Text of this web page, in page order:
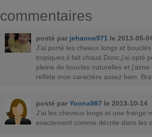
commentaires
posté par jehanne971 le 2013-05-
J'ai porté les cheeux longs et
tropiques,il fait chaud.Donc,j'ai opté
pleine de boucles naturelles et
reflète mon caractère assez bien.
posté par Yoona987 le 2013-10-14
J'ai les cheveux longs et une frange
exactement comme décrite dans les